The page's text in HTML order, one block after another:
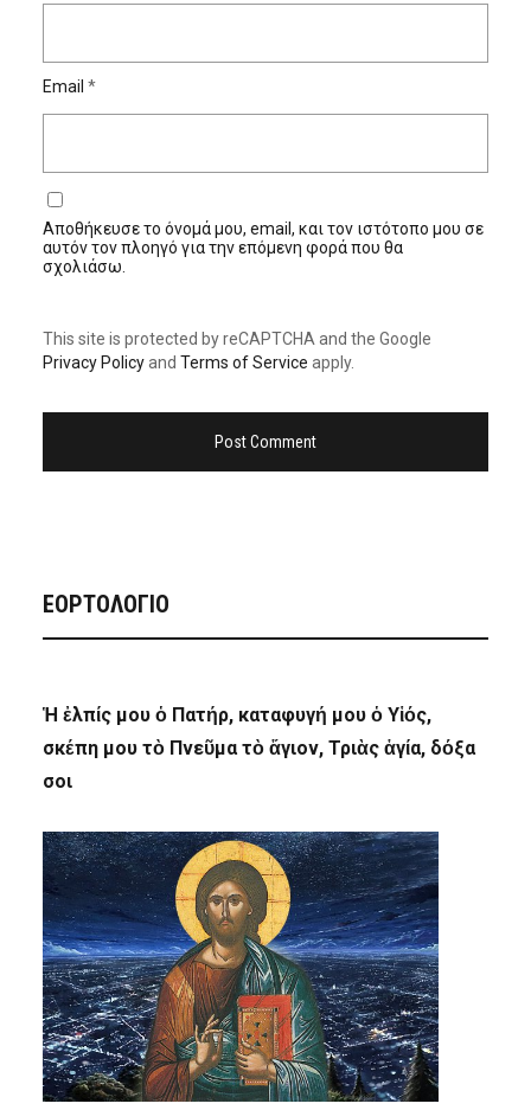
Email *
Αποθήκευσε το όνομά μου, email, και τον ιστότοπο μου σε
αυτόν τον πλοηγό για την επόμενη φορά που θα
σχολιάσω.
This site is protected by reCAPTCHA and the Google
Privacy Policyand Terms of Service apply.
ΕΟΡΤΟΛΟΓΙΟ
Ἡ ἐλπίς μου ὁ Πατήρ, καταφυγή μου ὁ Υἱός,
σκέπη μου τὸ Πνεῦμα τὸ ἅγιον, Τριὰς ἁγία, δόξα
σοι